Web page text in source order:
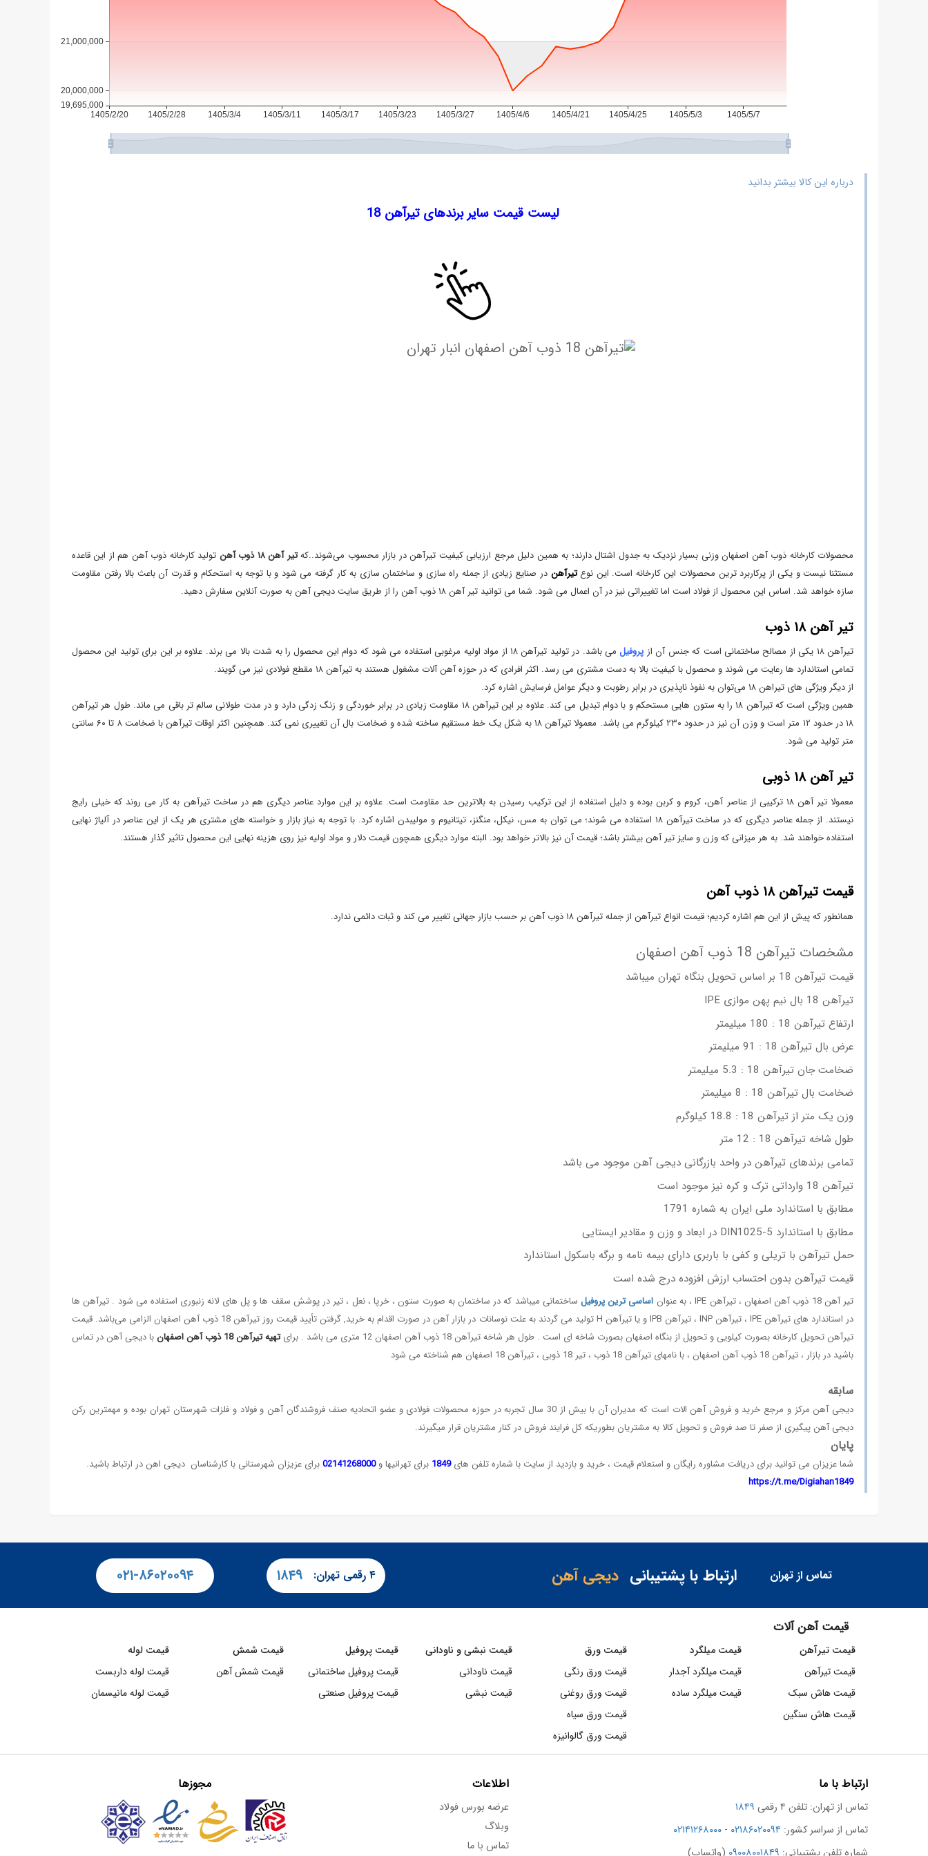
18
قیمت
تيرآهن
ذوب
قیمت
تيرآهن
ذوب
آهن
عوامل
قیمت
تيرآهن
ذوب
آهن
درباره این کالا بیشتر بدانید
لیست قیمت سایر برندهای تیرآهن 18
محصولات کارخانه ذوب آهن اصفهان وزنی بسیار نزدیک به جدول اشتال دارند؛ به همین دلیل مرجع ارزیابی کیفیت تیرآهن در بازار محسوب می‌شوند..کهتیر آهن ۱۸ ذوب آهن
تولید کارخانه ذوب آهن هم از این قاعده
مستثنا نیست و یکی از پرکاربرد ترین محصولات این کارخانه است. این نوعتیرآهن در صنایع زیادی از جمله راه سازی و ساختمان سازی به کار گرفته می ‌شود و با توجه به استحکام و قدرت آن باعث بالا رفتن مقاومت
سازه خواهد شد. اساس این محصول از فولاد است اما تغییراتی نیز در آن اعمال می ‌شود. شما می ‌توانید تیر آهن ۱۸ ذوب آهن را از طریق سایت دیجی آهن به صورت آنلاین سفارش دهید.
تیر آهن ۱۸ ذوب
تیرآهن ۱۸ یکی از مصالح ساختمانی است که جنس آن از پروفیل
می باشد. در تولید تیرآهن ۱۸ از مواد اولیه مرغوبی استفاده می‌ شود که دوام این محصول را به شدت بالا می ‌برند. علاوه بر این برای تولید این محصول
تمامی استاندارد ها رعایت می ‌شوند و محصول با کیفیت بالا به دست مشتری می ‌رسد. اکثر افرادی که در حوزه آهن آلات مشغول هستند به تیرآهن ۱۸ مقطع فولادی نیز می‌ گویند.
از دیگر ویژگی های تیراهن ۱۸ می‌توان به نفوذ ناپذیری در برابر رطوبت و دیگر عوامل فرسایش اشاره کرد.
همین ویژگی‌ است که تیرآهن ۱۸ را به ستون هایی مستحکم و با دوام تبدیل می‌ کند. علاوه بر این تیرآهن ۱۸ مقاومت زیادی در برابر خوردگی و زنگ زدگی دارد و در مدت طولانی سالم تر باقی می ‌ماند. طول هر تیرآهن
۱۸ در حدود ۱۲ متر است و وزن آن نیز در حدود ۲۳۰ کیلوگرم می باشد. معمولا تیرآهن ۱۸ به شکل یک خط مستقیم ساخته شده و ضخامت بال آن تغییری نمی ‌کند. همچنین اکثر اوقات تیرآهن با ضخامت ۸ تا ۶۰ سانتی
متر تولید می ‌شود.
تیر آهن ۱۸ ذوبی
معمولا تیر آهن ۱۸ ترکیبی از عناصر آهن، کروم و کربن بوده و دلیل استفاده از این ترکیب رسیدن به بالاترین حد مقاومت است. علاوه بر این موارد عناصر دیگری هم در ساخت تیرآهن به کار می‌ روند که خیلی رایج
نیستند. از جمله عناصر دیگری که در ساخت تیرآهن ۱۸ استفاده می ‌شوند؛ می ‌توان به مس، نیکل، منگنز، تیتانیوم و مولیبدن اشاره کرد. با توجه به نیاز بازار و خواسته های مشتری هر یک از این عناصر در آلیاژ نهایی
استفاده خواهند شد. به هر میزانی که وزن و سایز تیر آهن بیشتر باشد؛ قیمت آن نیز بالاتر خواهد بود. البته موارد دیگری همچون قیمت دلار و مواد اولیه نیز روی هزینه نهایی این محصول تاثیر گذار هستند.
قیمت تیرآهن ۱۸ ذوب آهن
همانطور که پیش از این هم اشاره کردیم؛ قیمت انواع تیرآهن از جمله تیرآهن ۱۸ ذوب آهن بر حسب بازار جهانی تغییر می‌ کند و ثبات دائمی ندارد.
مشخصات تیرآهن 18 ذوب آهن اصفهان
قیمت تیرآهن 18 بر اساس تحویل بنگاه تهران میباشد
تیرآهن 18 بال نیم پهن موازی IPE
ارتفاع تیرآهن 18 : 180 میلیمتر
عرض بال تیرآهن 18 : 91 میلیمتر
ضخامت جان تیرآهن 18 : 5.3 میلیمتر
ضخامت بال تیرآهن 18 : 8 میلیمتر
وزن یک متر از تیرآهن 18 : 18.8 کیلوگرم
طول شاخه تیرآهن 18 : 12 متر
تمامی برندهای تیرآهن در واحد بازرگانی دیجی آهن موجود می باشد
تیرآهن 18 وارداتی ترک و کره نیز موجود است
مطابق با استاندارد ملی ایران به شماره 1791
مطابق با استاندارد DIN1025-5 در ابعاد و وزن و مقادیر ایستایی
حمل تیرآهن با تریلی و کفی با باربری دارای بیمه نامه و برگه باسکول استاندارد
قیمت تیرآهن بدون احتساب ارزش افزوده درج شده است
تیر آهن 18 ذوب آهن اصفهان ، تیرآهن IPE ، به عنوان اساسی ترین پروفیل ساختمانی میباشد که در ساختمان به صورت ستون ، خرپا ، نعل ، تیر در پوشش سقف ها و پل های لانه زنبوری استفاده می شود . تیرآهن ها
در استاندارد های تیرآهن IPE ، تیرآهن INP ، تیرآهن IPB و یا تیرآهن H تولید می گردند به علت نوسانات در بازار آهن در صورت اقدام به خرید, گرفتن تأیید قیمت روز تیرآهن 18 ذوب آهن اصفهان الزامی می‌باشد. قیمت
تیرآهن تحویل کارخانه بصورت کیلویی و تحویل از بنگاه اصفهان بصورت شاخه ای است . طول هر شاخه تیرآهن 18 ذوب آهن اصفهان 12 متری می باشد . برای
تهیه تیرآهن 18 ذوب آهن اصفهانبا دیجی آهن در تماس
باشید در بازار ، تیرآهن 18 ذوب آهن اصفهان ، با نامهای تیرآهن 18 ذوب ، تیر 18 ذوبی ، تیرآهن 18 اصفهان هم شناخته می شود
سابقه
دیجی آهن مرکز و مرجع خرید و فروش آهن الات است که مدیران آن با بیش از 30 سال تجربه در حوزه محصولات فولادی و عضو اتحادیه صنف فروشندگان آهن و فولاد و فلزات شهرستان تهران بوده و مهمترین رکن
دیجی آهن پیگیری از صفر تا صد فروش و تحویل کالا به مشتریان بطوریکه کل فرایند فروش در کنار مشتریان قرار میگیرند.
پایان
شما عزیزان می توانید برای دریافت مشاوره رایگان و استعلام قیمت ، خرید و بازدید از سایت با شماره تلفن های1849 برای تهرانیها و02141268000برای عزیزان شهرستانی با کارشناسان دیجی اهن در ارتباط باشید.
https://t.me/Digiahan1849
تماس از تهران ارتباط با پشتیبانی دیجی آهن ۴ رقمی تهران: ۱۸۴۹ ۰۲۱-۸۶۰۲۰۰۹۴
قیمت آهن آلات
قیمت تیرآهن
قیمت تیرآهن
قیمت هاش سبک
قیمت هاش سنگین
قیمت میلگرد
قیمت میلگرد آجدار
قیمت میلگرد ساده
قیمت ورق
قیمت ورق رنگی
قیمت ورق روغنی
قیمت ورق سیاه
قیمت ورق گالوانیزه
قیمت نبشی و ناودانی
قیمت ناودانی
قیمت نبشی
قیمت پروفیل
قیمت پروفیل ساختمانی
قیمت پروفیل صنعتی
قیمت شمش
قیمت شمش آهن
قیمت لوله
قیمت لوله داربست
قیمت لوله مانیسمان
ارتباط با ما
تماس از تهران: تلفن ۴ رقمی
۱۸۴۹
تماس از سراسر کشور: ۰۲۱۸۶۰۲۰۰۹۴ - ۰۲۱۴۱۲۶۸۰۰۰
اطلاعات
عرضه بورس فولاد
وبلاگ
تماس با ما
مجوزها